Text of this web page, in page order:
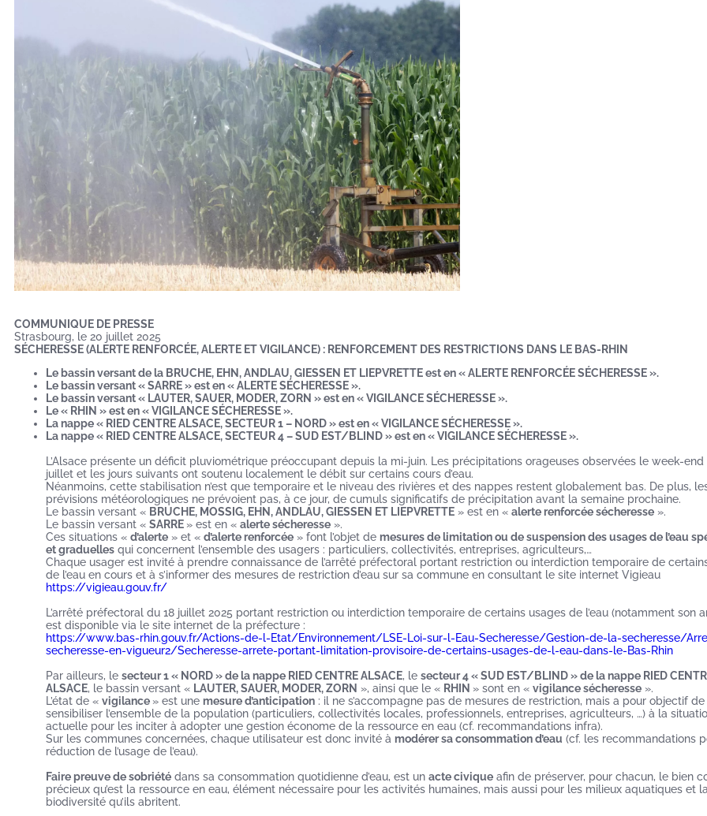
COMMUNIQUE DE PRESSE
Strasbourg, le 20 juillet 2025
SÉCHERESSE (ALERTE RENFORCÉE, ALERTE ET VIGILANCE) : RENFORCEMENT DES RESTRICTIONS DANS LE BAS-RHIN
Le bassin versant de la BRUCHE, EHN, ANDLAU, GIESSEN ET LIEPVRETTE est en « ALERTE RENFORCÉE SÉCHERESSE ».
Le bassin versant « SARRE » est en « ALERTE SÉCHERESSE ».
Le bassin versant « LAUTER, SAUER, MODER, ZORN » est en « VIGILANCE SÉCHERESSE ».
Le « RHIN » est en « VIGILANCE SÉCHERESSE ».
La nappe « RIED CENTRE ALSACE, SECTEUR 1 – NORD » est en « VIGILANCE SÉCHERESSE ».
La nappe « RIED CENTRE ALSACE, SECTEUR 4 – SUD EST/BLIND » est en « VIGILANCE SÉCHERESSE ».
L’Alsace présente un déficit pluviométrique préoccupant depuis la mi-juin. Les précipitations orageuses observées le week-end
juillet et les jours suivants ont soutenu localement le débit sur certains cours d’eau.
Néanmoins, cette stabilisation n’est que temporaire et le niveau des rivières et des nappes restent globalement bas. De plus,
prévisions météorologiques ne prévoient pas, à ce jour, de cumuls significatifs de précipitation avant la semaine prochaine.
Le bassin versant « BRUCHE, MOSSIG, EHN, ANDLAU, GIESSEN ET LIEPVRETTE » est en « alerte renforcée sécheresse ».
Le bassin versant « SARRE » est en « alerte sécheresse ».
Ces situations « d’alerte » et « d’alerte renforcée » font l’objet de mesures de limitation ou de suspension des usages de l’eau
et graduelles qui concernent l’ensemble des usagers : particuliers, collectivités, entreprises, agriculteurs,…
Chaque usager est invité à prendre connaissance de l’arrêté préfectoral portant restriction ou interdiction temporaire de
de l’eau en cours et à s’informer des mesures de restriction d’eau sur sa commune en consultant le site internet Vigieau
https://vigieau.gouv.fr/
L’arrêté préfectoral du 18 juillet 2025 portant restriction ou interdiction temporaire de certains usages de l’eau (notamment son
est disponible via le site internet de la préfecture :
https://www.bas-rhin.gouv.fr/Actions-de-l-Etat/Environnement/LSE-Loi-sur-l-Eau-Secheresse/Gestion-de-la-secheresse/
secheresse-en-vigueur2/Secheresse-arrete-portant-limitation-provisoire-de-certains-usages-de-l-eau-dans-le-Bas-Rhin
Par ailleurs, le secteur 1 « NORD » de la nappe RIED CENTRE ALSACE, le secteur 4 « SUD EST/BLIND » de la nappe RIED
ALSACE, le bassin versant « LAUTER, SAUER, MODER, ZORN », ainsi que le « RHIN » sont en « vigilance sécheresse ».
L’état de « vigilance » est une mesure d’anticipation : il ne s’accompagne pas de mesures de restriction, mais a pour objectif de
sensibiliser l’ensemble de la population (particuliers, collectivités locales, professionnels, entreprises, agriculteurs, …) à la
actuelle pour les inciter à adopter une gestion économe de la ressource en eau (cf. recommandations infra).
Sur les communes concernées, chaque utilisateur est donc invité à modérer sa consommation d’eau (cf. les recommandations
réduction de l’usage de l’eau).
Faire preuve de sobriété dans sa consommation quotidienne d’eau, est un acte civique afin de préserver, pour chacun, le bien
précieux qu’est la ressource en eau, élément nécessaire pour les activités humaines, mais aussi pour les milieux aquatiques et la
biodiversité qu’ils abritent.